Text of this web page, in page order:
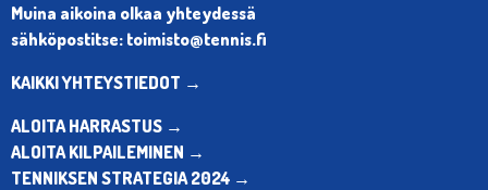
Muina aikoina olkaa yhteydessä
sähköpostitse: toimisto@tennis.fi
KAIKKI YHTEYSTIEDOT →
ALOITA HARRASTUS →
ALOITA KILPAILEMINEN →
TENNIKSEN STRATEGIA 2024 →